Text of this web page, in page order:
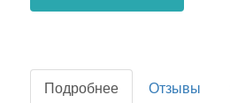
Подробнее Отзывы